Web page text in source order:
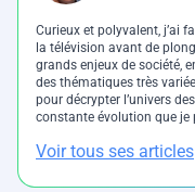
Curieux et polyvalent, j’ai
la télévision avant de
grands enjeux de société,
des thématiques très
pour décrypter l’univers
constante évolution que je
Voir tous ses articles